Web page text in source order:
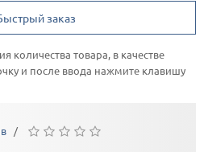
заказ
количества товара, в качестве
и после ввода нажмите клавишу
/